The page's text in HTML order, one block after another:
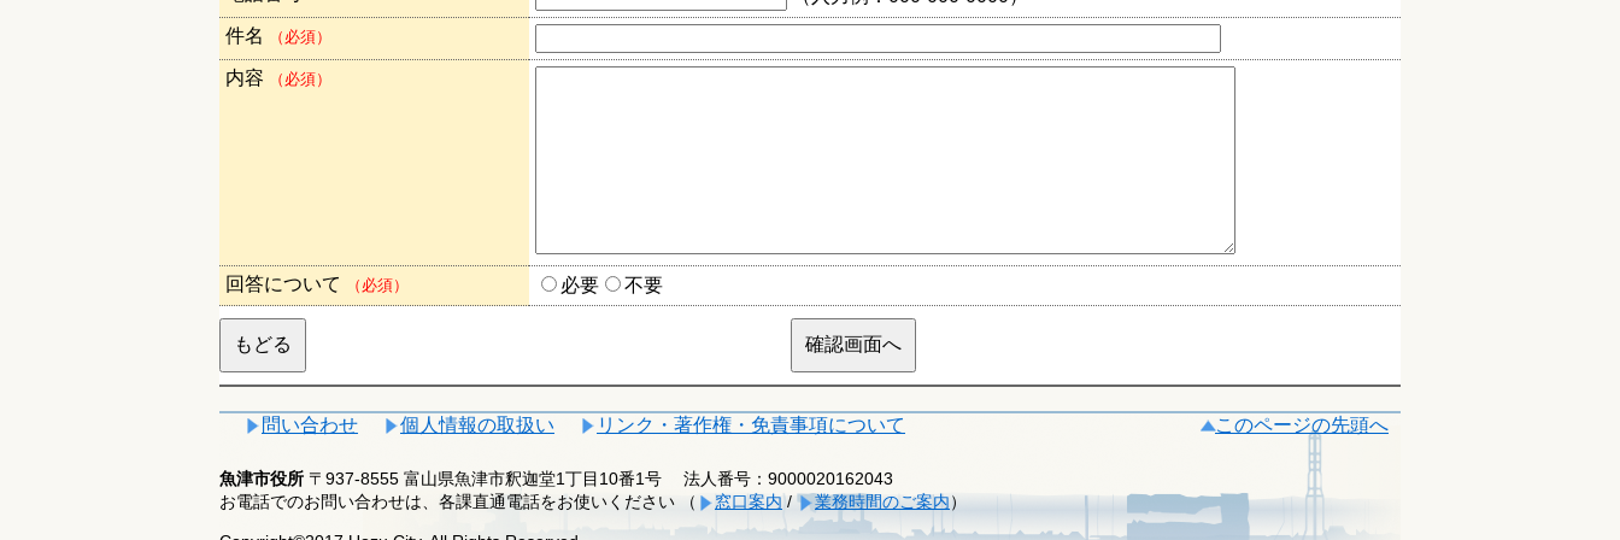
件名
（必須）
内容 （必須）
回答について （必須） 必要 不要
問い合わせ 個人情報の取扱い リンク・著作権・免責事項について このページの先頭へ
魚津市役所 〒937-8555 富山県魚津市釈迦堂1丁目10番1号
法人番号：9000020162043
お電話でのお問い合わせは、各課直通電話をお使いください （
窓口案内/ 業務時間のご案内）